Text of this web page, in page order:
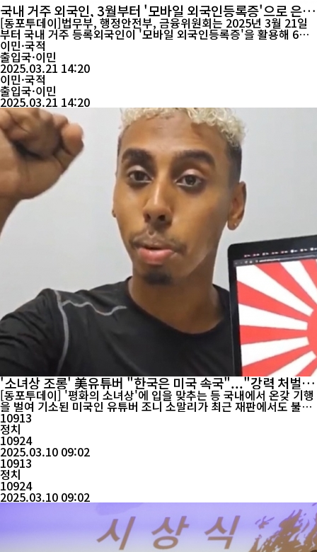
국내 거주 외국인, 3월부터 '모바일 외국인등록증'으로 은행
계좌 개설 가능
[동포투데이]법무부, 행정안전부, 금융위원회는 2025년 3월 21일
부터 국내 거주 등록외국인이 '모바일 외국인등록증'을 활용해 6개
은행에서 계좌 개설 등 금융업무를 처리할 수 있게 된다고 21일 밝혔
다. 이번 조치는 장기 체류 외국인의 금융 접근성과 편의성을 높이기
위해 마련됐다. 모바일 외국인등록증은 지난 1월 10일부터 발급이
시작됐으며, 14세 이상 등록외국인이라면 본인 명의 스마트폰으로
'대한민국 모바일...
이민·국적
출입국·이민
2025.03.21 14:20
이민·국적
출입국·이민
2025.03.21 14:20
'소녀상 조롱' 美유튜버 "한국은 미국 속국"..."강력 처벌해
야"
[동포투데이] '평화의 소녀상'에 입을 맞추는 등 국내에서 온갖 기행
을 벌여 기소된 미국인 유튜버 조니 소말리가 최근 재판에서도 불량
한 태도를 보여 논란이 되고 있다. 당초 공판은 지난 7일 오전 10시
10분 부터 진행될 예정이었으나, 1시간을 지각해 11시 10분 쯤 시
작됐다. 또한 소말리는 미국 트럼프 대통령의 대선 슬로건인 'Make
America Great Again'(MAGA, 미국을 다시 위대하게) 문구가 ...
10913
정치
10924
2025.03.10 09:02
10913
정치
10924
2025.03.10 09:02